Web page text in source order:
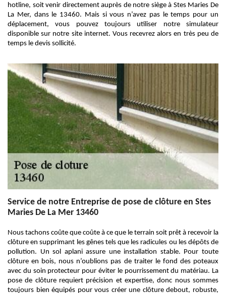
hotline, soit venir directement auprès de notre siège à Stes Maries De
La Mer, dans le 13460. Mais si vous n’avez pas le temps pour un
déplacement, vous pouvez toujours utiliser notre simulateur
disponible sur notre site internet. Vous recevrez alors en très peu de
temps le devis sollicité.
Service de notre Entreprise de pose de clôture en Stes
Maries De La Mer 13460
Nous tachons coûte que coûte à ce que le terrain soit prêt à recevoir la
clôture en supprimant les gênes tels que les radicules ou les dépôts de
pollution. Un sol aplani assure une installation stable. Pour toute
clôture en bois, nous n’oublions pas de traiter le fond des poteaux
avec du soin protecteur pour éviter le pourrissement du matériau. La
pose de clôture requiert précision et expertise, donc nous sommes
toujours bien équipés pour vous créer une clôture debout, robuste,